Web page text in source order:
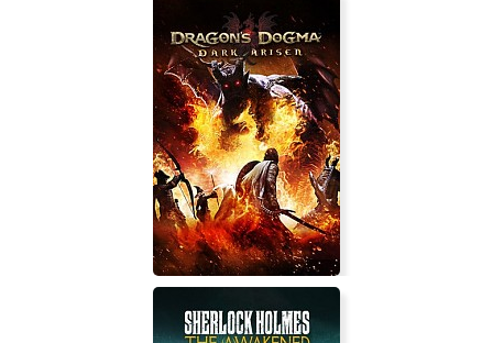
Oceanhorn 2: Knights of the Lost
Realm